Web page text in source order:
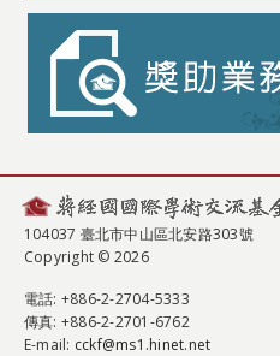
104037 臺北市中山區北安路303號
Copyright © 2026
電話: +886-2-2704-5333
傳真: +886-2-2701-6762
E-mail: cckf@ms1.hinet.net